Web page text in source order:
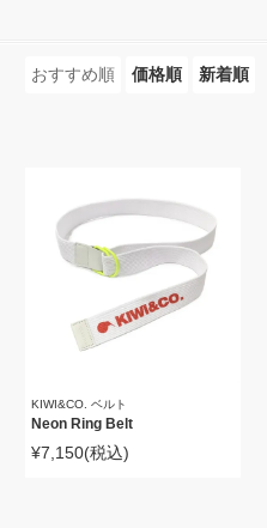
おすすめ順 価格順 新着順
KIWI&CO. ベルト
Neon Ring Belt
¥7,150(税込)